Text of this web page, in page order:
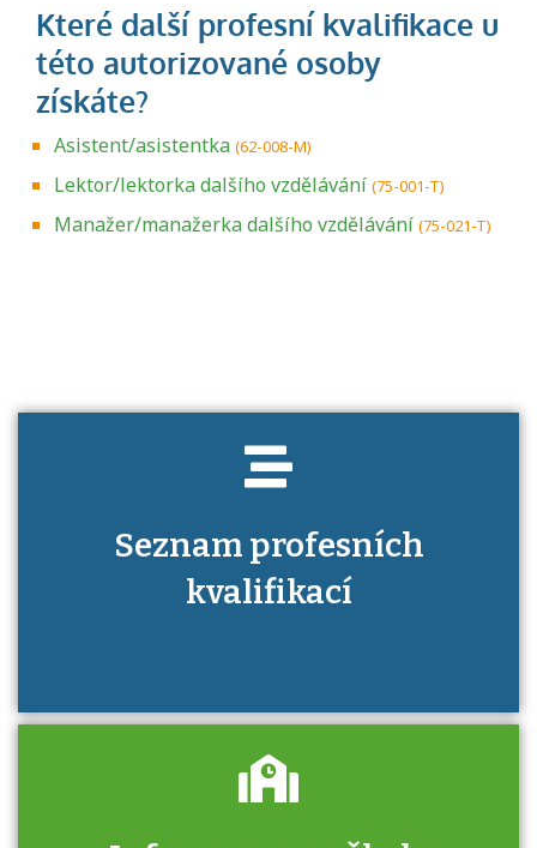
Asistent/asistentka (62-008-M)
Lektor/lektorka dalšího vzdělávání (75-001-T)
Manažer/manažerka dalšího vzdělávání (75-021-T)
Seznam profesních
kvalifikací
Projděte si seznam profesních kvalifikací.